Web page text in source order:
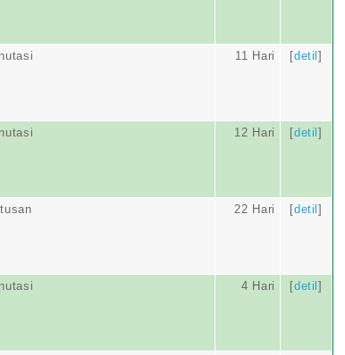
11 Hari [detil]
12 Hari [detil]
22 Hari [detil]
4 Hari [detil]